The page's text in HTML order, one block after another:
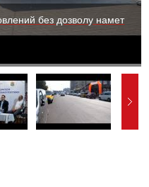
без дозволу намет